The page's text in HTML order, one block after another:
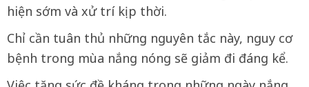
hiện sớm và xử trí kịp thời.
Chỉ cần tuân thủ những nguyên tắc này, nguy cơ
bệnh trong mùa nắng nóng sẽ giảm đi đáng kể.